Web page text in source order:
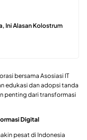
Ini Alasan Kolostrum
bersama Asosiasi IT
edukasi dan adopsi tanda
penting dari transformasi
Digital
pesat di Indonesia